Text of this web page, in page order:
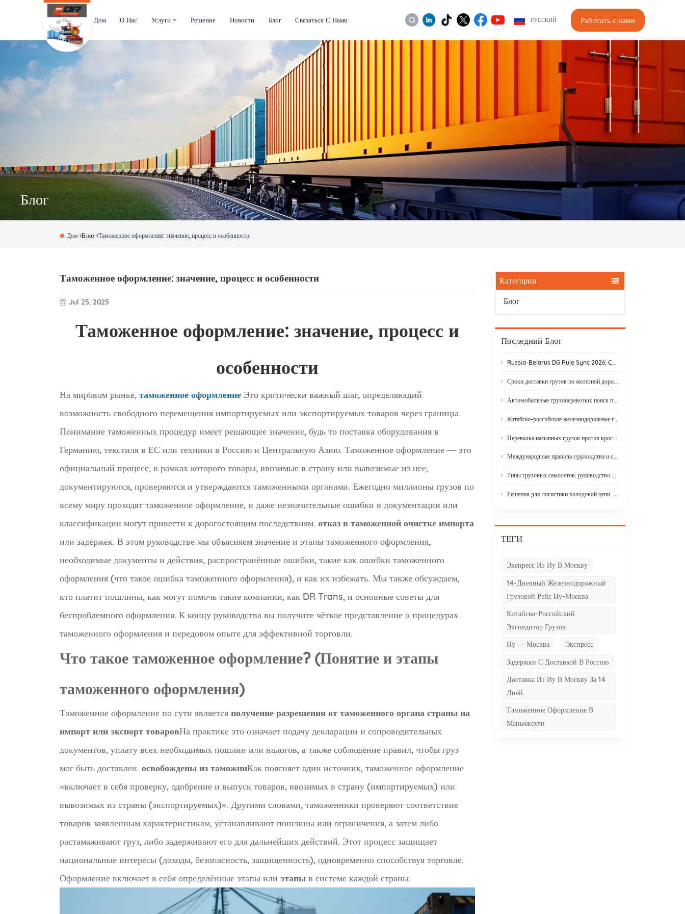
Дом О Нас Услуги Решение Новости Блог Связаться С Нами РУССКИЙ Работать с нами
Блог
Дом Блог Таможенное оформление: значение, процесс и особенности
Категории
Блог
Последний Блог
Международные правила судоходства и соответствие требованиям электронной коммерции | DR Trans
Типы грузовых самолетов: руководство по вариантам грузовых самолетов для торговли между Азией и Европой.
Решения для логистики холодовой цепи: 9 основных элементов и стратегий проектирования
ТЕГИ
Экспресс Из Иу В Москву
14-Дневный Железнодорожный
Грузовой Рейс Иу-Москва
Китайско-Российский
Экспедитор Грузов
Иу — Москва
Экспресс
Задержки С Доставкой В ​​Россию
Доставка Из Иу В Москву За 14
Дней.
Таможенное Оформление В
Маньчжоули
Таможенное оформление: значение, процесс и особенности
Jul 25, 2025
Таможенное оформление: значение, процесс и
особенности
На мировом рынке,таможенное оформление Это критически важный шаг, определяющий
возможность свободного перемещения импортируемых или экспортируемых товаров через границы.
Понимание таможенных процедур имеет решающее значение, будь то поставка оборудования в
Германию, текстиля в ЕС или техники в Россию и Центральную Азию. Таможенное оформление — это
официальный процесс, в рамках которого товары, ввозимые в страну или вывозимые из нее,
документируются, проверяются и утверждаются таможенными органами. Ежегодно миллионы грузов по
всему миру проходят таможенное оформление, и даже незначительные ошибки в документации или
классификации могут привести к дорогостоящим последствиям.отказ в таможенной очистке импорта
или задержек. В этом руководстве мы объясняем значение и этапы таможенного оформления,
необходимые документы и действия, распространённые ошибки, такие как ошибки таможенного
оформления (что такое ошибка таможенного оформления), и как их избежать. Мы также обсуждаем,
кто платит пошлины, как могут помочь такие компании, как DR Trans, и основные советы для
беспроблемного оформления. К концу руководства вы получите чёткое представление о процедурах
таможенного оформления и передовом опыте для эффективной торговли.
Что такое таможенное оформление? (Понятие и этапы
таможенного оформления)
Таможенное оформление по сути являетсяполучение разрешения от таможенного органа страны на
импорт или экспорт товаровНа практике это означает подачу декларации и сопроводительных
документов, уплату всех необходимых пошлин или налогов, а также соблюдение правил, чтобы груз
мог быть доставлен.освобождены из таможниКак поясняет один источник, таможенное оформление
«включает в себя проверку, одобрение и выпуск товаров, ввозимых в страну (импортируемых) или
вывозимых из страны (экспортируемых)». Другими словами, таможенники проверяют соответствие
товаров заявленным характеристикам, устанавливают пошлины или ограничения, а затем либо
растамаживают груз, либо задерживают его для дальнейших действий. Этот процесс защищает
национальные интересы (доходы, безопасность, защищенность), одновременно способствуя торговле.
Оформление включает в себя определённые этапы илиэтапы в системе каждой страны.